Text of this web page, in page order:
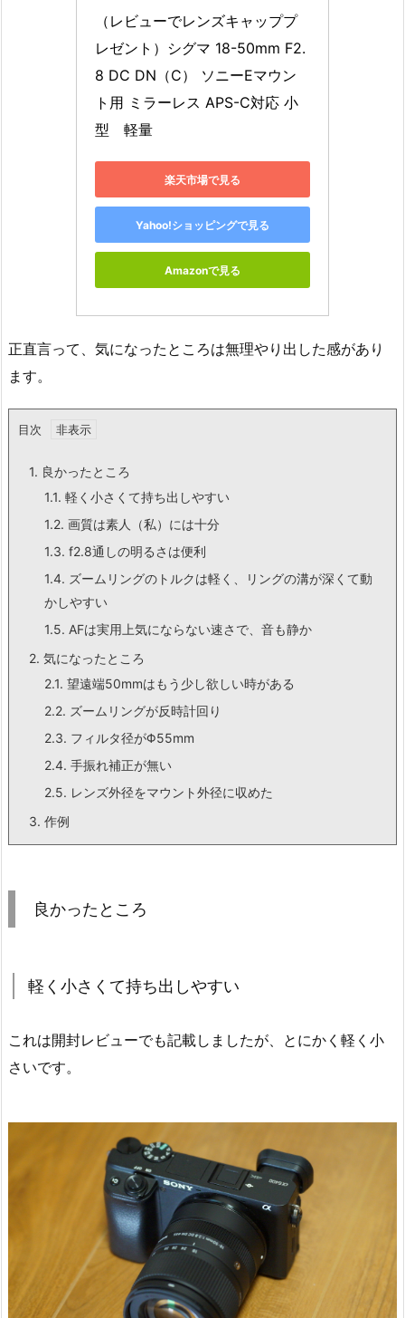
（レビューでレンズキャッププ
レゼント）シグマ 18-50mm F2.
8 DC DN（C） ソニーEマウン
ト用 ミラーレス APS-C対応 小
型　軽量
楽天市場で見る
Yahoo!ショッピングで見る
Amazonで見る
正直言って、気になったところは無理やり出した感があり
ます。
目次
1. 良かったところ
1.1. 軽く小さくて持ち出しやすい
1.2. 画質は素人（私）には十分
1.3. f2.8通しの明るさは便利
1.4. ズームリングのトルクは軽く、リングの溝が深くて動
かしやすい
1.5. AFは実用上気にならない速さで、音も静か
2. 気になったところ
2.1. 望遠端50mmはもう少し欲しい時がある
2.2. ズームリングが反時計回り
2.3. フィルタ径がΦ55mm
2.4. 手振れ補正が無い
2.5. レンズ外径をマウント外径に収めた
3. 作例
良かったところ
軽く小さくて持ち出しやすい
これは開封レビューでも記載しましたが、とにかく軽く小
さいです。